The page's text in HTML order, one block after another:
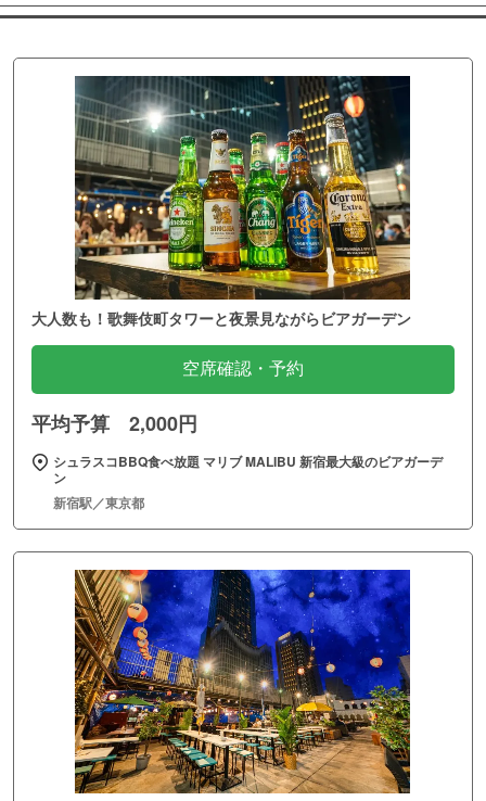
大人数も！歌舞伎町タワーと夜景見ながらビアガーデン
空席確認・予約
平均予算 2,000円
シュラスコBBQ食べ放題 マリブ MALIBU 新宿最大級のビアガーデ
ン
新宿駅／東京都